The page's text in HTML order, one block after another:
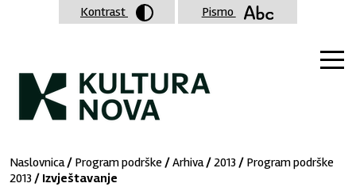
Naslovnica/ Program podrške /Arhiva/2013/ Program podrške
2013/ Izvještavanje
Kontrast Pismo